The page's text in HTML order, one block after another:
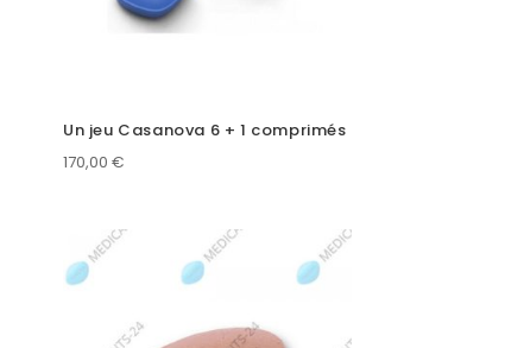
Un jeu Casanova 6 + 1 comprimés
170,00 €